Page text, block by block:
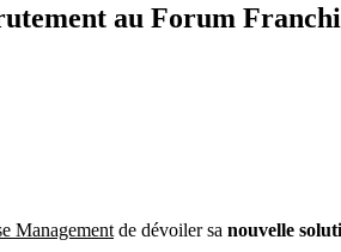
au Forum
Managementde dévoiler sa nouvelle